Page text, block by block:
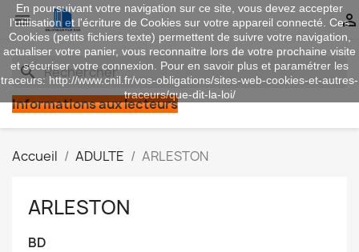
 
search
Informations aux lecteurs
Accueil ADULTE ARLESTON
ARLESTON
BD
En poursuivant votre navigation sur ce site, vous devez accepter
l’utilisation et l'écriture de Cookies sur votre appareil connecté. Ces
Cookies (petits fichiers texte) permettent de suivre votre navigation,
actualiser votre panier, vous reconnaitre lors de votre prochaine visite
et sécuriser votre connexion. Pour en savoir plus et paramétrer les
traceurs: http://www.cnil.fr/vos-obligations/sites-web-cookies-et-autres-
traceurs/que-dit-la-loi/